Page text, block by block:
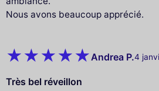
Nous avons beaucoup apprécié.
Andrea P.4
Très bel réveillon